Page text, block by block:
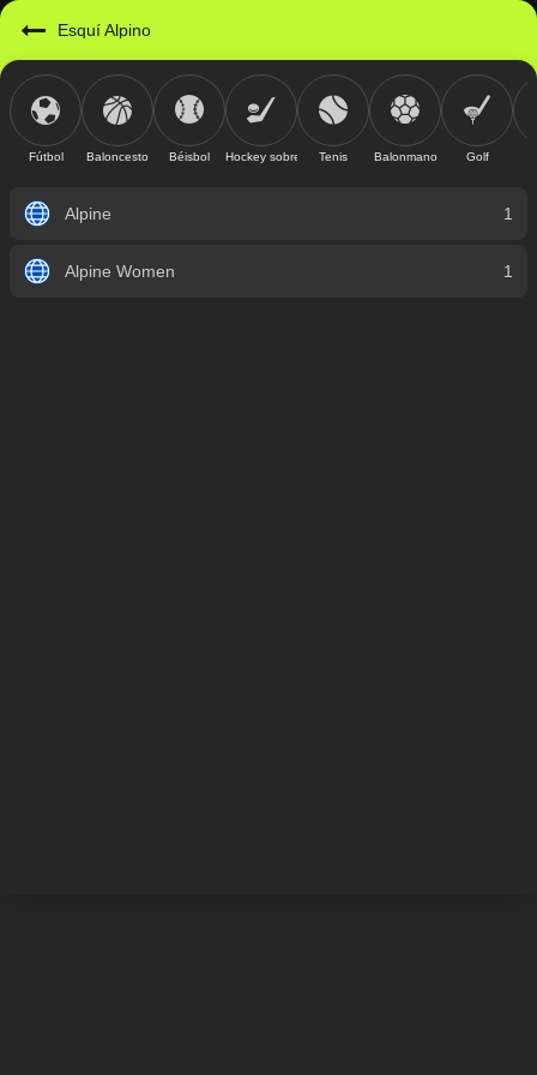
Esquí Alpino
Fútbol Baloncesto Béisbol Hockey sobre hieloTenis Balonmano Golf
Alpine 1
Alpine Women 1